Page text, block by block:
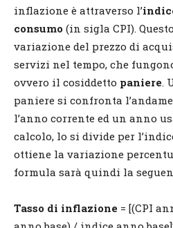
inflazione è attraverso l’
consumo (in sigla CPI).
variazione del prezzo di
servizi nel tempo, che
ovvero il cosiddetto paniere.
paniere si confronta
l’anno corrente ed un anno
calcolo, lo si divide per
ottiene la variazione
formula sarà quindi la
Tasso di inflazione = [(CPI